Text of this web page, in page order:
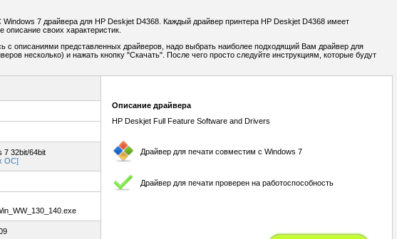
7 драйвера для HP Deskjet D4368. Каждый драйвер принтера HP Deskjet D4368 имеет
своих характеристик.
с описаниями представленных драйверов, надо выбрать наиболее подходящий Вам драйвер для
несколько) и нажать кнопку "Скачать". После чего просто следуйте инструкциям, которые будут
7 32bit/64bit
ОС]
Описание драйвера
HP Deskjet Full Feature Software and Drivers
Драйвер для печати совместим с Windows 7
Драйвер для печати проверен на работоспособность